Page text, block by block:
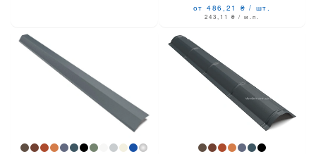
от 486,21 ₴ / шт.
243,11 ₴ / м.п.